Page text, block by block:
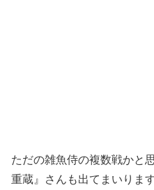
ただの雑魚侍の複数戦かと
重蔵』さんも出てまいります